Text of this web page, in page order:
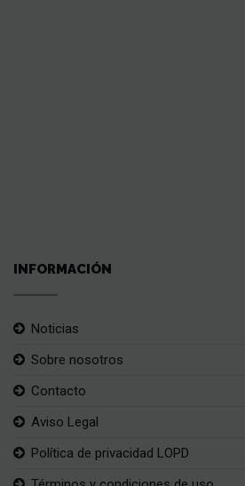
INFORMACIÓN
Noticias
Sobre nosotros
Contacto
Aviso Legal
Política de privacidad LOPD